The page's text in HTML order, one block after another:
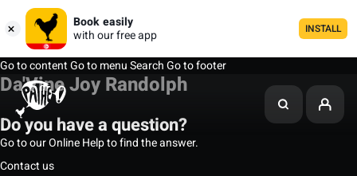
Book easily
with our free app
INSTALL
Go to contentGo to menuSearchGo to footer
Da'Vine Joy Randolph
Do you have a question?
Go to our Online Help to find the answer.
Contact us